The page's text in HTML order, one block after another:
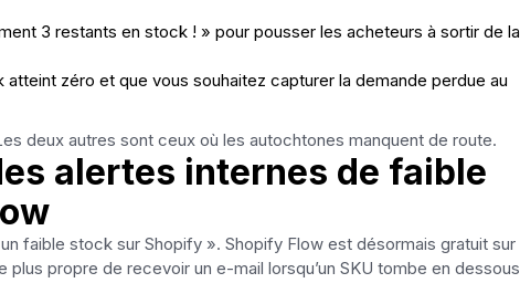
3 restants en stock ! » pour pousser les acheteurs à sortir de la
zéro et que vous souhaitez capturer la demande perdue au
deux autres sont ceux où les autochtones manquent de route.
alertes internes de faible
faible stock sur Shopify ». Shopify Flow est désormais gratuit sur
propre de recevoir un e-mail lorsqu’un SKU tombe en dessous